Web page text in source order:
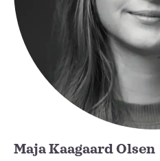
Maja Kaagaard Olsen